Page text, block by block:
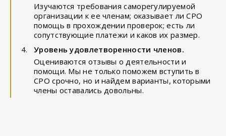
Изучаются требования саморегулируемой
организации к ее членам; оказывает ли СРО
помощь в прохождении проверок; есть ли
сопутствующие платежи и каков их размер.
Уровень удовлетворенности членов.
Оцениваются отзывы о деятельности и
помощи. Мы не только поможем вступить в
СРО срочно, но и найдем варианты, которыми
члены оставались довольны.